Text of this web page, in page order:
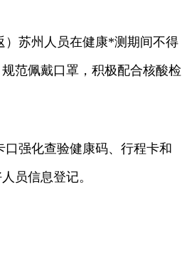
州人员在健康*测期间不得
范佩戴口罩，积极配合核酸检
化查验健康码、行程卡和
员信息登记。